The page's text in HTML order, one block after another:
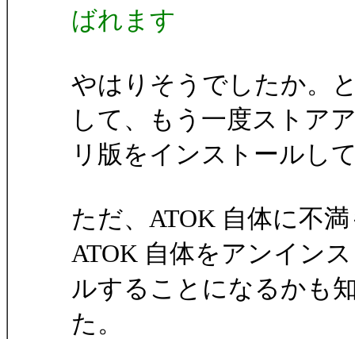
ばれます
やはりそうでしたか。
して、もう一度ストア
リ版をインストールし
ただ、ATOK 自体に不
ATOK 自体をアンイン
ルすることになるかも
た。